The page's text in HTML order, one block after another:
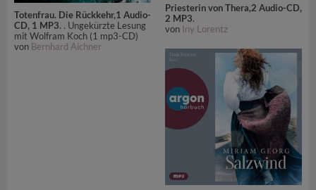
Totenfrau. Die Rückkehr,1 Audio-
CD, 1 MP3. . Ungekürzte Lesung
mit Wolfram Koch (1 mp3-CD)
von Bernhard Aichner
Priesterin von Thera,2 Audio-CD,
2 MP3.
von Iny Lorentz